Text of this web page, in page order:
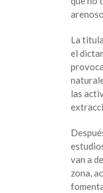
La
el
las
van a
zona,